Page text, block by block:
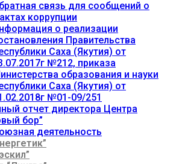
связь для сообщений о
коррупции
о реализации
Правительства
Саха (Якутия) от
№212, приказа
образования и науки
Саха (Якутия) от
№01-09/251
отчет директора Центра
бор”
деятельность